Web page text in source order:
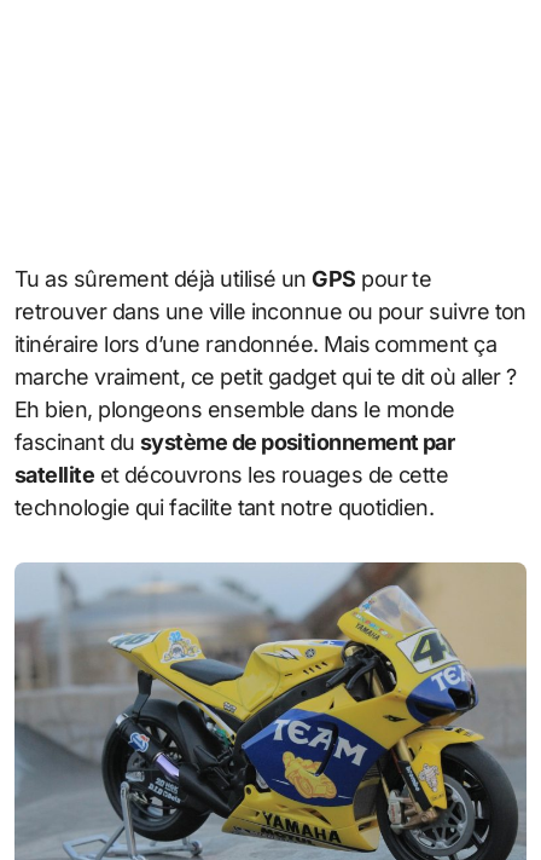
Tu as sûrement déjà utilisé unGPS pour te
retrouver dans une ville inconnue ou pour suivre ton
itinéraire lors d’une randonnée. Mais comment ça
marche vraiment, ce petit gadget qui te dit où aller ?
Eh bien, plongeons ensemble dans le monde
fascinant du système de positionnement par
satellite et découvrons les rouages de cette
technologie qui facilite tant notre quotidien.